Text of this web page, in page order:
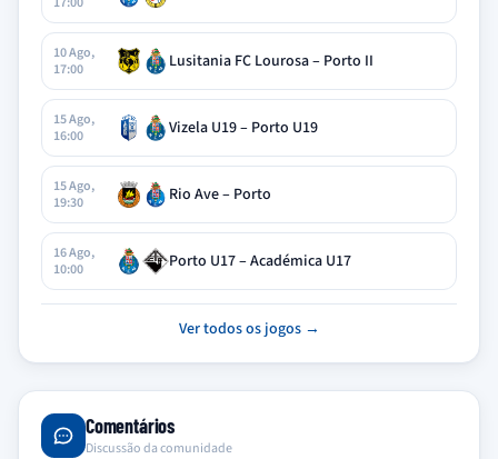
10 Ago,
17:00
Lusitania FC Lourosa – Porto II
15 Ago,
16:00
Vizela U19 – Porto U19
15 Ago,
19:30
Rio Ave – Porto
16 Ago,
10:00
Porto U17 – Académica U17
Ver todos os jogos →
Comentários
Discussão da comunidade